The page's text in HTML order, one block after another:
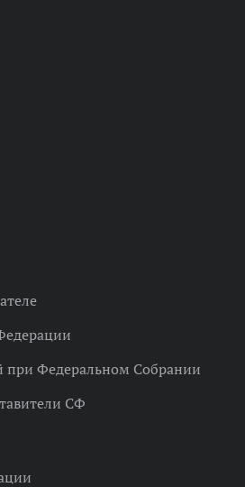
при Федеральном Собрании
СФ